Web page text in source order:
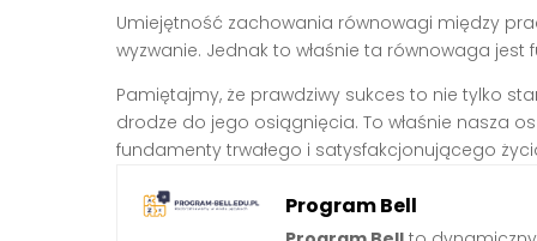
Umiejętność zachowania równowagi między
wyzwanie. Jednak to właśnie ta równowaga
Pamiętajmy, że prawdziwy sukces to nie tylko
drodze do jego osiągnięcia. To właśnie nasza
fundamenty trwałego i satysfakcjonującego
Program Bell